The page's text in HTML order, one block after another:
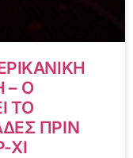
– Ο
ΤΟ
ΠΡΙΝ
XI